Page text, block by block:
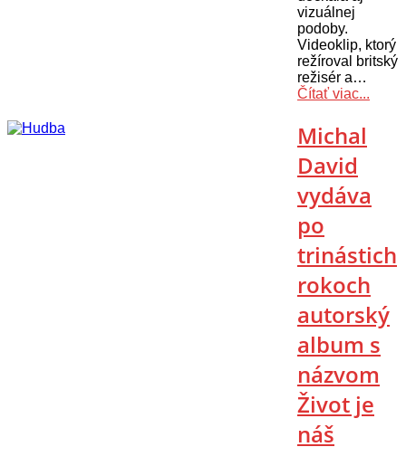
vizuálnej
podoby.
Videoklip, ktorý
režíroval britský
režisér a…
Čítať viac...
Michal
David
vydáva
po
trinástich
rokoch
autorský
album s
názvom
Život je
náš